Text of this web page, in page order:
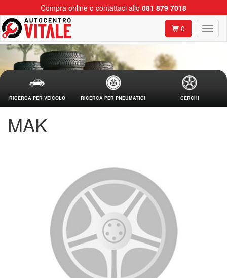
Compra online o contattaci allo 081 879 7018
0
RICERCA PER VEICOLO RICERCA PER PNEUMATICI CERCHI
MAK